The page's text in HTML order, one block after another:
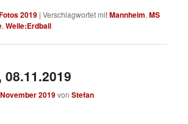
2019 |Verschlagwortet mitMannheim,MS
,Welle:Erdball
2019vonStefan